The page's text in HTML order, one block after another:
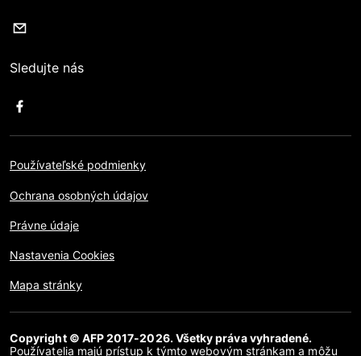
Sledujte nás
Používateľské podmienky
Ochrana osobných údajov
Právne údaje
Nastavenia Cookies
Mapa stránky
Copyright © AFP 2017-2026. Všetky práva vyhradené.
Používatelia majú prístup k týmto webovým stránkam a môžu